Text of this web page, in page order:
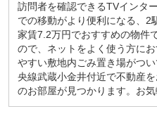
訪問者を確認できるTVインタ
での移動がより便利になる、2
家賃7.2万円でおすすめの物件
ので、ネットをよく使う方に
やすい敷地内ごみ置き場がつ
央線武蔵小金井付近で不動産
のお部屋が見つかります。お気